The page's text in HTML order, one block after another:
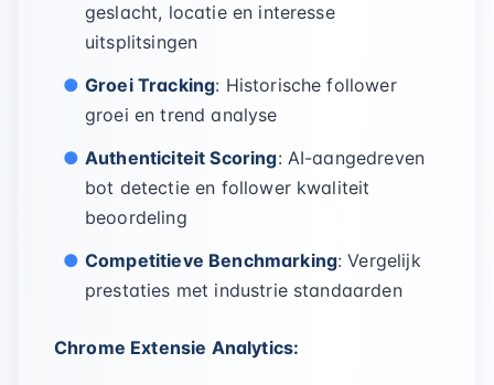
geslacht, locatie en interesse
uitsplitsingen
Groei Tracking: Historische follower
groei en trend analyse
Authenticiteit Scoring: AI-aangedreven
bot detectie en follower kwaliteit
beoordeling
Competitieve Benchmarking: Vergelijk
prestaties met industrie standaarden
Chrome Extensie Analytics: